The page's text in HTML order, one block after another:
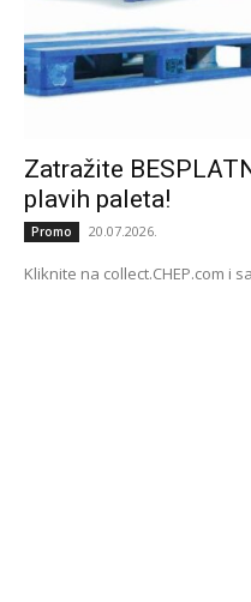
Zatražite
plavih paleta!
Promo 20.07.2026.
Kliknite na collect.CHEP.com i